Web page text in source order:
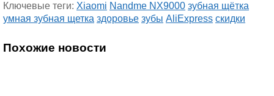
Ключевые теги: Xiaomi Nandme NX9000 зубная щётка
умная зубная щетка здоровье зубы AliExpress скидки
Похожие новости